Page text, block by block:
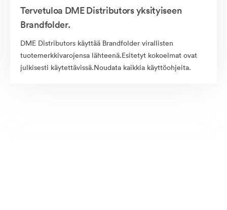
Tervetuloa DME Distributors yksityiseen
Brandfolder.
DME Distributors käyttää Brandfolder virallisten
tuotemerkkivarojensa lähteenä.Esitetyt kokoelmat ovat
julkisesti käytettävissä.Noudata kaikkia käyttöohjeita.